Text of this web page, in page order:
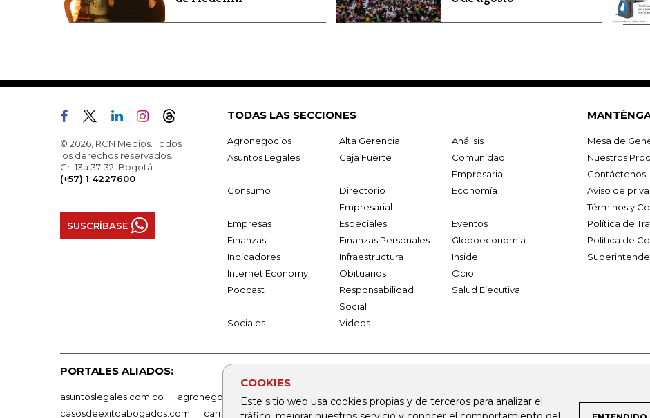
COOKIES
Este sitio web usa cookies propias y de terceros para analizar el
© 2026, RCN Medios. Todos
los derechos reservados.
Cr. 13a 37-32, Bogotá
(+57) 1 4227600
SUSCRÍBASE
TODAS LAS SECCIONES
Agronegocios Alta Gerencia
Análisis
Asuntos Legales
Caja Fuerte
Comunidad
Empresarial
Consumo
Directorio
Empresarial
Economía
Empresas Especiales
Eventos
Finanzas
Finanzas Personales
Globoeconomía
Indicadores
Infraestructura
Inside
Internet Economy
Obituarios
Ocio
Podcast
Responsabilidad
Social
Salud Ejecutiva
Sociales Videos
Mesa de
Nuestros
Contáctenos
Aviso de
Términos y
Política de
Política de
PORTALES ALIADOS:
asuntoslegales.com.co agronegocios.co empresas.larepublica.co firmasdeabogados.com
bolsaencolombia.com
casosdeexitoabogados.com
carnavalindustriacultural.com canalrcn.com rcnradio.com noticiasrcn.com lafm.com.co